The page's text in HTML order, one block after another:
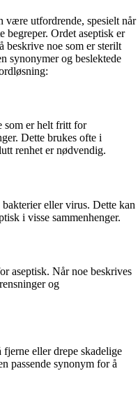
utfordrende, spesielt når
begreper. Ordet aseptisk er
beskrive noe som er sterilt
synonymer og beslektede
som er helt fritt for
Dette brukes ofte i
renhet er nødvendig.
eller virus. Dette kan
i visse sammenhenger.
aseptisk. Når noe beskrives
og
fjerne eller drepe skadelige
passende synonym for å